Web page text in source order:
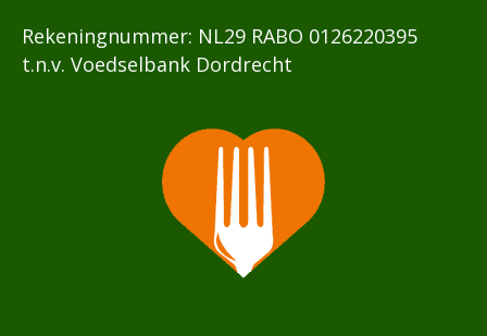
Rekeningnummer: NL29 RABO 0126220395
t.n.v. Voedselbank Dordrecht